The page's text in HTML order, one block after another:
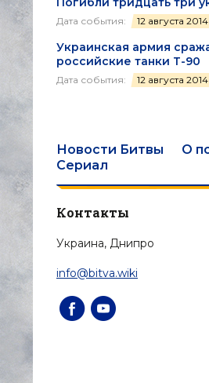
Дата события: 12 августа 2014
Украинская армия
российские танки Т-90
Дата события: 12 августа 2014
Новости Битвы О
Сериал
Контакты
Украина, Днипро
info@bitva.wiki